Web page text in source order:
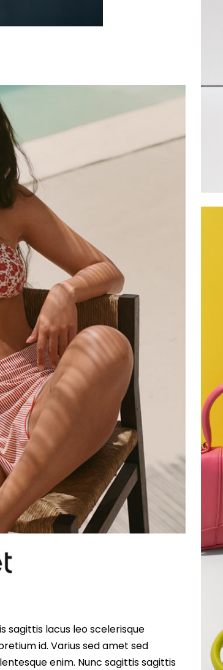
sagittis lacus leo scelerisque
id. Varius sed amet sed
enim. Nunc sagittis sagittis